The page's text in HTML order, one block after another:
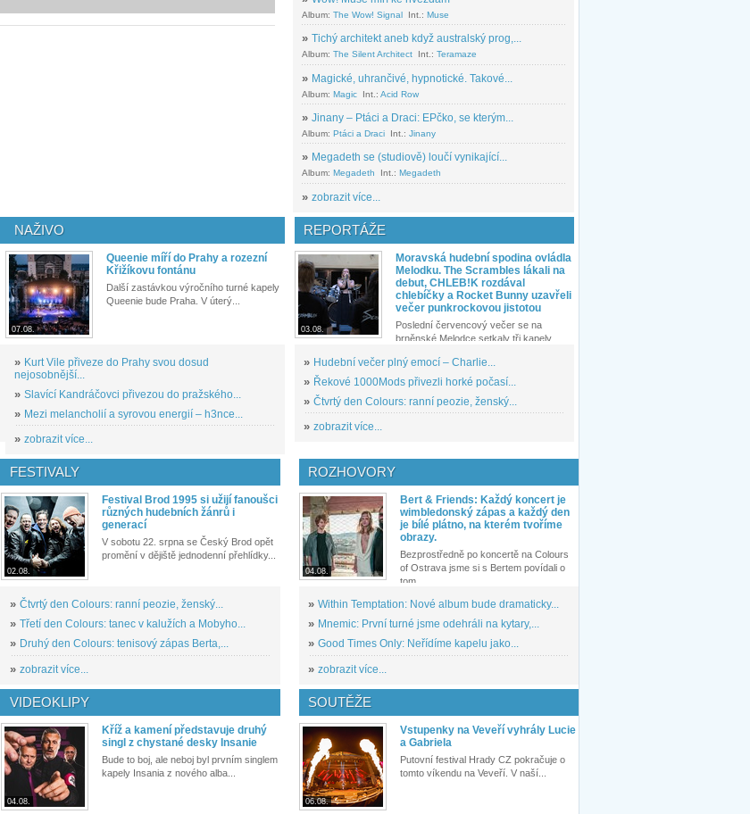
Album: The Wow! Signal Int.: Muse
» Tichý architekt aneb když australský prog,...
Album: The Silent Architect Int.: Teramaze
» Magické, uhrančivé, hypnotické. Takové...
Album: Magic Int.: Acid Row
» Jinany – Ptáci a Draci: EPčko, se kterým...
Album: Ptáci a Draci Int.: Jinany
» Megadeth se (studiově) loučí vynikající...
Album: Megadeth Int.: Megadeth
» zobrazit více...
NAŽIVO
07.08.
Queenie míří do Prahy a rozezní
Křižíkovu fontánu
Další zastávkou výročního turné kapely
Queenie bude Praha. V úterý...
» Kurt Vile přiveze do Prahy svou dosud
nejosobnější...
» Slavící Kandráčovci přivezou do pražského...
» Mezi melancholií a syrovou energií – h3nce...
» zobrazit více...
REPORTÁŽE
03.08.
Moravská hudební spodina ovládla
Melodku. The Scrambles lákali na
debut, CHLEB!K rozdával
chlebíčky a Rocket Bunny uzavřeli
večer punkrockovou jistotou
Poslední červencový večer se na
brněnské Melodce setkaly tři kapely...
» Hudební večer plný emocí – Charlie...
» Řekové 1000Mods přivezli horké počasí...
» Čtvrtý den Colours: ranní peozie, ženský...
» zobrazit více...
FESTIVALY
02.08.
Festival Brod 1995 si užijí fanoušci
různých hudebních žánrů i
generací
V sobotu 22. srpna se Český Brod opět
promění v dějiště jednodenní přehlídky...
» Čtvrtý den Colours: ranní peozie, ženský...
» Třetí den Colours: tanec v kalužích a Mobyho...
» Druhý den Colours: tenisový zápas Berta,...
» zobrazit více...
ROZHOVORY
04.08.
Bert & Friends: Každý koncert je
wimbledonský zápas a každý den
je bílé plátno, na kterém tvoříme
obrazy.
Bezprostředně po koncertě na Colours
of Ostrava jsme si s Bertem povídali o
tom,...
» Within Temptation: Nové album bude dramaticky...
» Mnemic: První turné jsme odehráli na kytary,...
» Good Times Only: Neřídíme kapelu jako...
» zobrazit více...
VIDEOKLIPY
04.08.
Kříž a kamení představuje druhý
singl z chystané desky Insanie
Bude to boj, ale neboj byl prvním singlem
kapely Insania z nového alba...
SOUTĚŽE
06.08.
Vstupenky na Veveří vyhrály Lucie
a Gabriela
Putovní festival Hrady CZ pokračuje o
tomto víkendu na Veveří. V naší...